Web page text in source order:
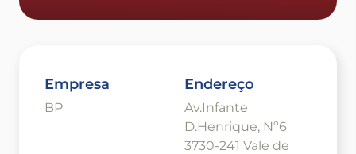
Empresa
BP
Endereço
Av.Infante
D.Henrique, Nº6
3730-241 Vale de